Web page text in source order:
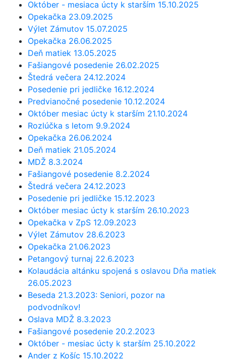
Október - mesiaca úcty k starším 15.10.2025
Opekačka 23.09.2025
Výlet Zámutov 15.07.2025
Opekačka 26.06.2025
Deň matiek 13.05.2025
Fašiangové posedenie 26.02.2025
Štedrá večera 24.12.2024
Posedenie pri jedličke 16.12.2024
Predvianočné posedenie 10.12.2024
Október mesiac úcty k starším 21.10.2024
Rozlúčka s letom 9.9.2024
Opekačka 26.06.2024
Deň matiek 21.05.2024
MDŽ 8.3.2024
Fašiangové posedenie 8.2.2024
Štedrá večera 24.12.2023
Posedenie pri jedličke 15.12.2023
Október mesiac úcty k starším 26.10.2023
Opekačka v ZpS 12.09.2023
Výlet Zámutov 28.6.2023
Opekačka 21.06.2023
Petangový turnaj 22.6.2023
Kolaudácia altánku spojená s oslavou Dňa matiek
26.05.2023
Beseda 21.3.2023: Seniori, pozor na
podvodníkov!
Oslava MDŽ 8.3.2023
Fašiangové posedenie 20.2.2023
Október - mesiac úcty k starším 25.10.2022
Ander z Košíc 15.10.2022